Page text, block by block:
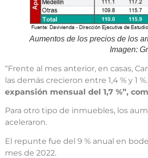
Aumentos de los precios de los
Imagen:
“Frente al mes anterior, en casas,
las demás crecieron entre 1,4 % y 1
expansión mensual del 1,7 %”,
Para otro tipo de inmuebles, los
aceleraron.
El repunte fue del 9 % anual en
mes de 2022.